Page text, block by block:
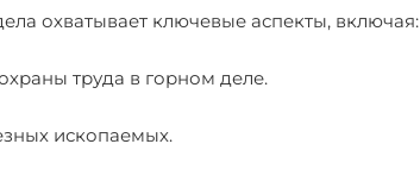
охватывает ключевые аспекты, включая:
труда в горном деле.
ископаемых.